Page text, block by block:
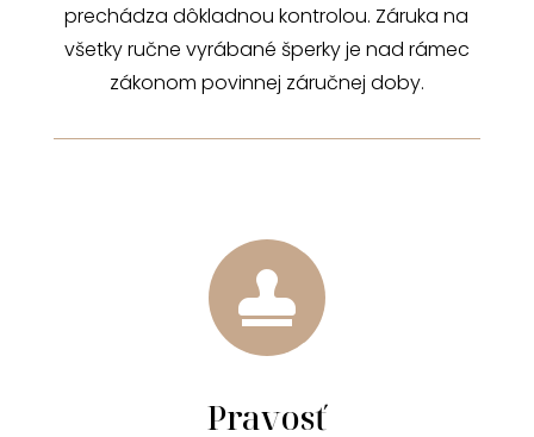
prechádza dôkladnou kontrolou. Záruka na
všetky ručne vyrábané šperky je nad rámec
zákonom povinnej záručnej doby.

Pravosť